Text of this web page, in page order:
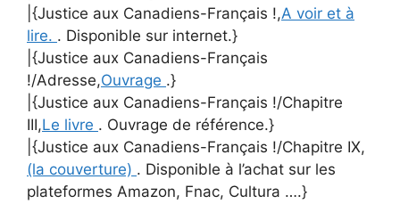
|{Justice aux Canadiens-Français !,A voir et à
lire. . Disponible sur internet.}
|{Justice aux Canadiens-Français
!/Adresse,Ouvrage .}
|{Justice aux Canadiens-Français !/Chapitre
III,Le livre . Ouvrage de référence.}
|{Justice aux Canadiens-Français !/Chapitre IX,
(la couverture) . Disponible à l’achat sur les
plateformes Amazon, Fnac, Cultura ….}